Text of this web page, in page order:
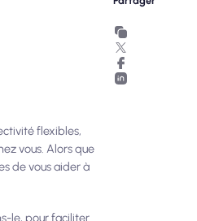
flexibles,
vous. Alors que
de vous aider à
le, pour faciliter